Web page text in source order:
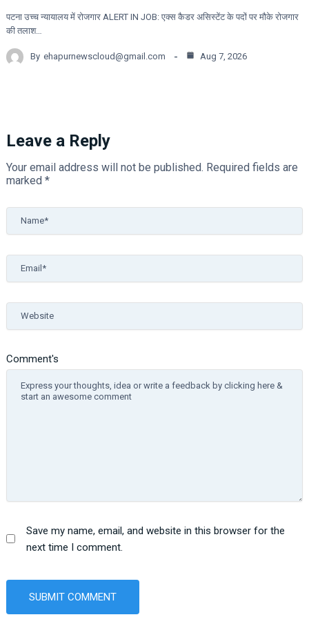
पटना उच्च न्यायालय में रोजगार ALERT IN JOB: एक्स कैडर असिस्टेंट के पदों पर मौके रोजगार
की तलाश…
By ehapurnewscloud@gmail.com Aug 7, 2026
Leave a Reply
Your email address will not be published. Required fields are
marked *
Comment's
Name*
Email*
Website
Save my name, email, and website in this browser for the
next time I comment.